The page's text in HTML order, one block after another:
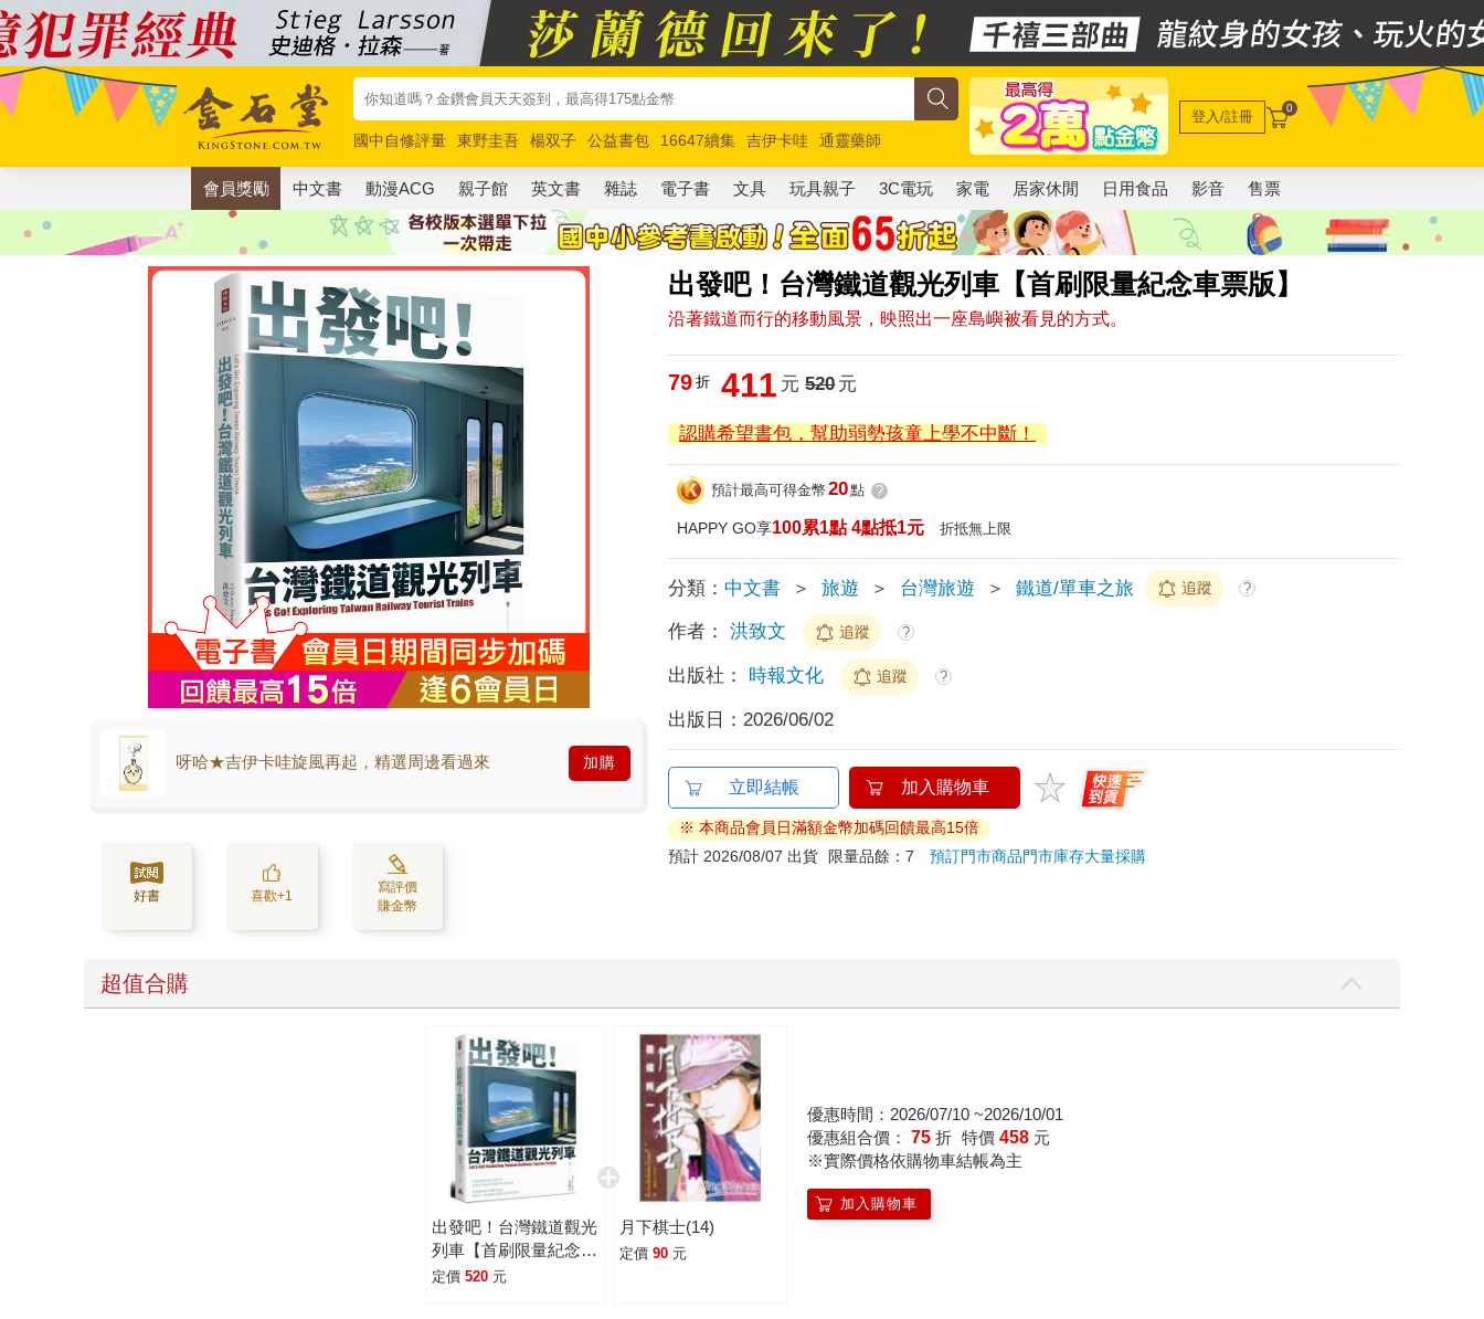
國中自修評量 東野圭吾 楊双子 公益書包 16647續集 吉伊卡哇
通靈藥師
唯紅花綻放
奧德賽 路邊攤新作 馬斯克 玩具總動員5 超慢跑
登入/註冊 0
會員獎勵 中文書 動漫ACG 親子館 英文書 雜誌 電子書 文具 玩具親子 3C電玩 家電 居家休閒 日用食品 影音 售票
出發吧！台灣鐵道觀光列車【首刷限量紀念車票版】
沿著鐵道而行的移動風景，映照出一座島嶼被看見的方式。
呀哈★吉伊卡哇旋風再起，精選周邊看過來 加購
好書 喜歡+1
寫評價
賺金幣
79 折 411 元 520元
認購希望書包，幫助弱勢孩童上學不中斷！
預計最高可得金幣 20點 ?
HAPPY GO享100累1點 4點抵1元 折抵無上限
分類： 中文書 ＞ 旅遊 ＞ 台灣旅遊 ＞ 鐵道/單車之旅 追蹤 ?
作者： 洪致文 追蹤 ?
出版社： 時報文化 追蹤 ?
出版日： 2026/06/02
立即結帳 加入購物車
※ 本商品會員日滿額金幣加碼回饋最高15倍
預計 2026/08/07 出貨
限量品餘：7預訂門市商品門市庫存大量採購
超值合購
出發吧！台灣鐵道觀光
列車【首刷限量紀念車
票版】
定價 520 元
月下棋士(14)
定價 90 元
優惠時間：2026/07/10 ~2026/10/01
優惠組合價： 75 折 特價 458 元
※實際價格依購物車結帳為主
加入購物車